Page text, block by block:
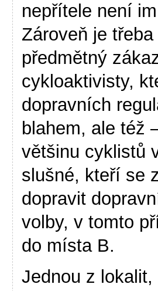
nepřítele není
Zároveň je
předmětný
cykloaktivisty,
dopravních
blahem, ale též
většinu cyklistů
slušné, kteří se
dopravit
volby, v tomto
do místa B.
Jednou z